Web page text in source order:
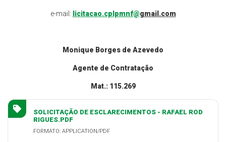
e-mail: licitacao.cplpmnf@gmail.com
Monique Borges de Azevedo
Agente de Contratação
Mat.: 115.269
SOLICITAÇÃO DE ESCLARECIMENTOS - RAFAEL ROD
RIGUES.PDF
FORMATO: APPLICATION/PDF